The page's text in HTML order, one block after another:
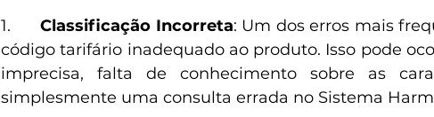
1. Classificação Incorreta: Um dos erros mais
código tarifário inadequado ao produto. Isso pode
imprecisa, falta de conhecimento sobre as
simplesmente uma consulta errada no Sistema